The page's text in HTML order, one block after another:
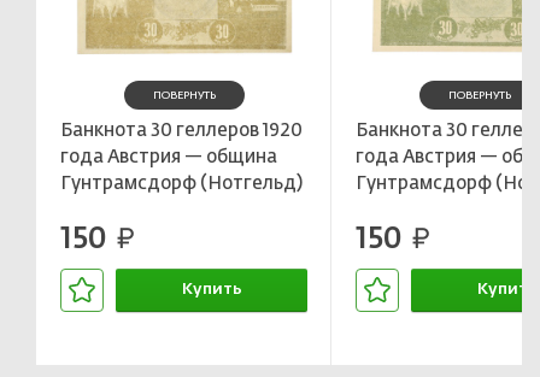
ПОВЕРНУТЬ
Банкнота 30 геллеров 1920
года Австрия — община
Гунтрамсдорф (Нотгельд)
150 руб.
Купить
ПОВЕРНУТЬ
Банкнота 30
года Австрия —
Гунтрамсдорф
150 руб.
Купить